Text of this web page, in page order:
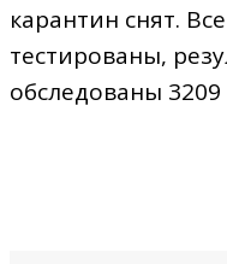
карантин снят.
тестированы,
обследованы